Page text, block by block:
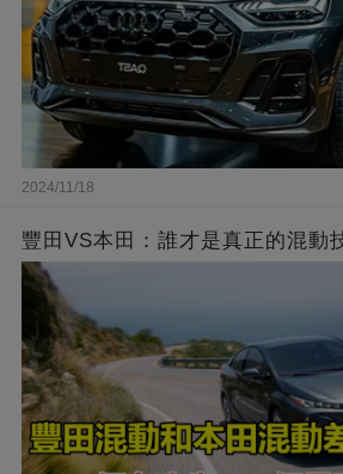
2024/11/18
豐田VS本田：誰才是真正的混動